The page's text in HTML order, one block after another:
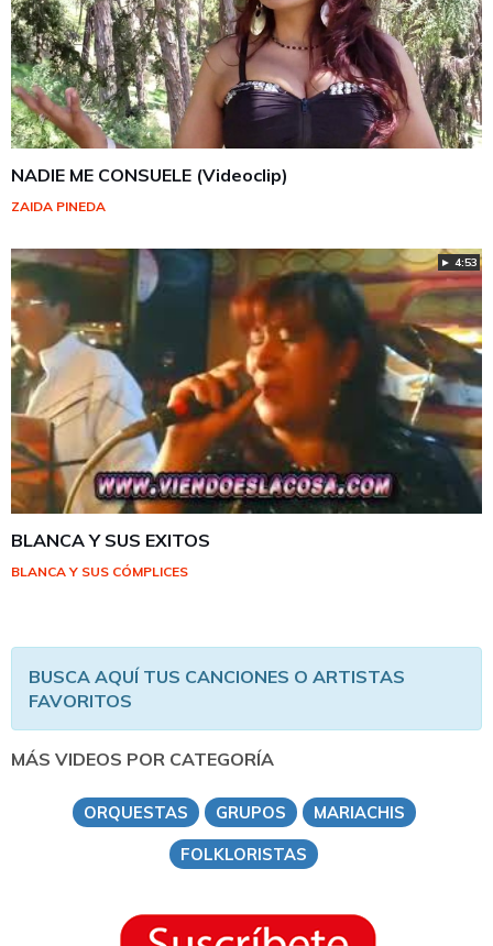
NADIE ME CONSUELE (Videoclip)
ZAIDA PINEDA
► 4:53
BLANCA Y SUS EXITOS
BLANCA Y SUS CÓMPLICES
BUSCA AQUÍ TUS CANCIONES O ARTISTAS
FAVORITOS
MÁS VIDEOS POR CATEGORÍA
ORQUESTAS GRUPOS
MARIACHIS
FOLKLORISTAS